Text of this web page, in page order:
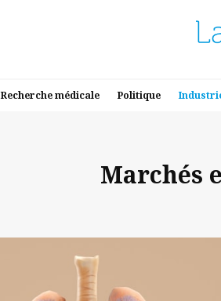
Recherche médicale Politique
Marchés